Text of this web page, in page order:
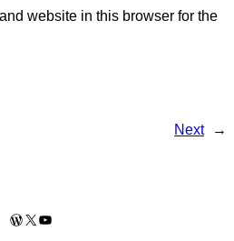
website in this browser for the
Next →
WordPress
X YouTube